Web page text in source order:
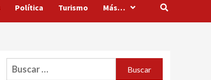
Política Turismo Más…
Buscar: